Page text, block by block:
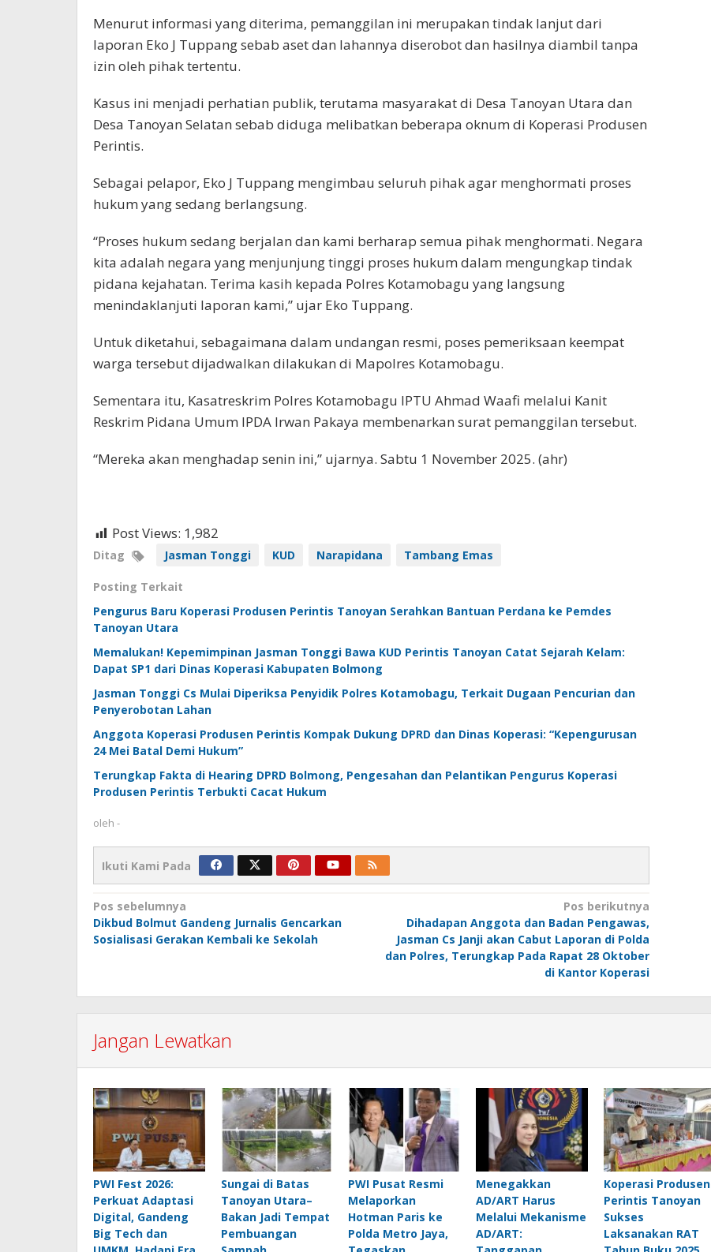
Menurut informasi yang diterima, pemanggilan ini merupakan tindak lanjut dari
laporan Eko J Tuppang sebab aset dan lahannya diserobot dan hasilnya diambil tanpa
izin oleh pihak tertentu.
Kasus ini menjadi perhatian publik, terutama masyarakat di Desa Tanoyan Utara dan
Desa Tanoyan Selatan sebab diduga melibatkan beberapa oknum di Koperasi Produsen
Perintis.
Sebagai pelapor, Eko J Tuppang mengimbau seluruh pihak agar menghormati proses
hukum yang sedang berlangsung.
“Proses hukum sedang berjalan dan kami berharap semua pihak menghormati. Negara
kita adalah negara yang menjunjung tinggi proses hukum dalam mengungkap tindak
pidana kejahatan. Terima kasih kepada Polres Kotamobagu yang langsung
menindaklanjuti laporan kami,” ujar Eko Tuppang.
Untuk diketahui, sebagaimana dalam undangan resmi, poses pemeriksaan keempat
warga tersebut dijadwalkan dilakukan di Mapolres Kotamobagu.
Sementara itu, Kasatreskrim Polres Kotamobagu IPTU Ahmad Waafi melalui Kanit
Reskrim Pidana Umum IPDA Irwan Pakaya membenarkan surat pemanggilan tersebut.
“Mereka akan menghadap senin ini,” ujarnya. Sabtu 1 November 2025. (ahr)
Post Views: 1,982
Ditag Jasman Tonggi KUD Narapidana Tambang Emas
Posting Terkait
Pengurus Baru Koperasi Produsen Perintis Tanoyan Serahkan Bantuan Perdana ke Pemdes
Tanoyan Utara
Memalukan! Kepemimpinan Jasman Tonggi Bawa KUD Perintis Tanoyan Catat Sejarah Kelam:
Dapat SP1 dari Dinas Koperasi Kabupaten Bolmong
Jasman Tonggi Cs Mulai Diperiksa Penyidik Polres Kotamobagu, Terkait Dugaan Pencurian dan
Penyerobotan Lahan
Anggota Koperasi Produsen Perintis Kompak Dukung DPRD dan Dinas Koperasi: “Kepengurusan
24 Mei Batal Demi Hukum”
Terungkap Fakta di Hearing DPRD Bolmong, Pengesahan dan Pelantikan Pengurus Koperasi
Produsen Perintis Terbukti Cacat Hukum
oleh -
Ikuti Kami Pada
Navigasi
pos
Pos sebelumnya
Dikbud Bolmut Gandeng Jurnalis Gencarkan
Sosialisasi Gerakan Kembali ke Sekolah
Pos berikutnya
Dihadapan Anggota dan Badan Pengawas,
Jasman Cs Janji akan Cabut Laporan di Polda
dan Polres, Terungkap Pada Rapat 28 Oktober
di Kantor Koperasi
Jangan Lewatkan
PWI Fest 2026:
Perkuat Adaptasi
Digital, Gandeng
Big Tech dan
Sungai di Batas
Tanoyan Utara–
Bakan Jadi Tempat
Pembuangan
PWI Pusat Resmi
Melaporkan
Hotman Paris ke
Polda Metro Jaya,
Menegakkan
AD/ART Harus
Melalui Mekanisme
AD/ART:
Koperasi Produsen
Perintis Tanoyan
Sukses
Laksanakan RAT